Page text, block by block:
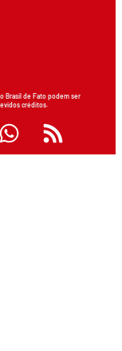
Brasil de Fato podem ser
créditos.